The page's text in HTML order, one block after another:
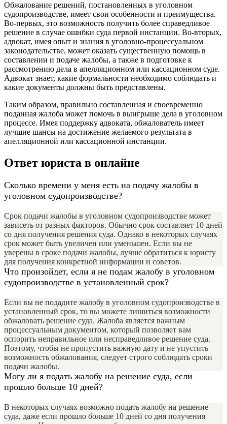
Обжалование решений, постановленных в уголовном
судопроизводстве, имеет свои особенности и преимущества.
Во-первых, это возможность получить более справедливое
решение в случае ошибки суда первой инстанции. Во-вторых,
адвокат, имея опыт и знания в уголовно-процессуальном
законодательстве, может оказать существенную помощь в
составлении и подаче жалобы, а также в подготовке к
рассмотрению дела в апелляционном или кассационном суде.
Адвокат знает, какие формальности необходимо соблюдать и
какие документы должны быть представлены.
Таким образом, правильно составленная и своевременно
поданная жалоба может помочь в выигрыше дела в уголовном
процессе. Имея поддержку адвоката, обжалователь имеет
лучшие шансы на достижение желаемого результата в
апелляционной или кассационной инстанции.
Ответ юриста в онлайне
Сколько времени у меня есть на подачу жалобы в
уголовном судопроизводстве?
Срок подачи жалобы в уголовном судопроизводстве может
зависеть от разных факторов. Обычно срок составляет 10 дней
со дня получения решения суда. Однако в некоторых случаях
срок может быть увеличен или уменьшен. Если вы не
уверены в сроке подачи жалобы, лучше обратиться к юристу
для получения конкретной информации и советов.
Что произойдет, если я не подам жалобу в уголовном
судопроизводстве в установленный срок?
Если вы не подадите жалобу в уголовном судопроизводстве в
установленный срок, то вы можете лишиться возможности
обжаловать решение суда. Жалоба является важным
процессуальным документом, который позволяет вам
оспорить неправильное или несправедливое решение суда.
Поэтому, чтобы не пропустить важную дату и не упустить
возможность обжалования, следует строго соблюдать сроки
подачи жалобы.
Могу ли я подать жалобу на решение суда, если
прошло больше 10 дней?
В некоторых случаях возможно подать жалобу на решение
суда, даже если прошло больше 10 дней со дня получения